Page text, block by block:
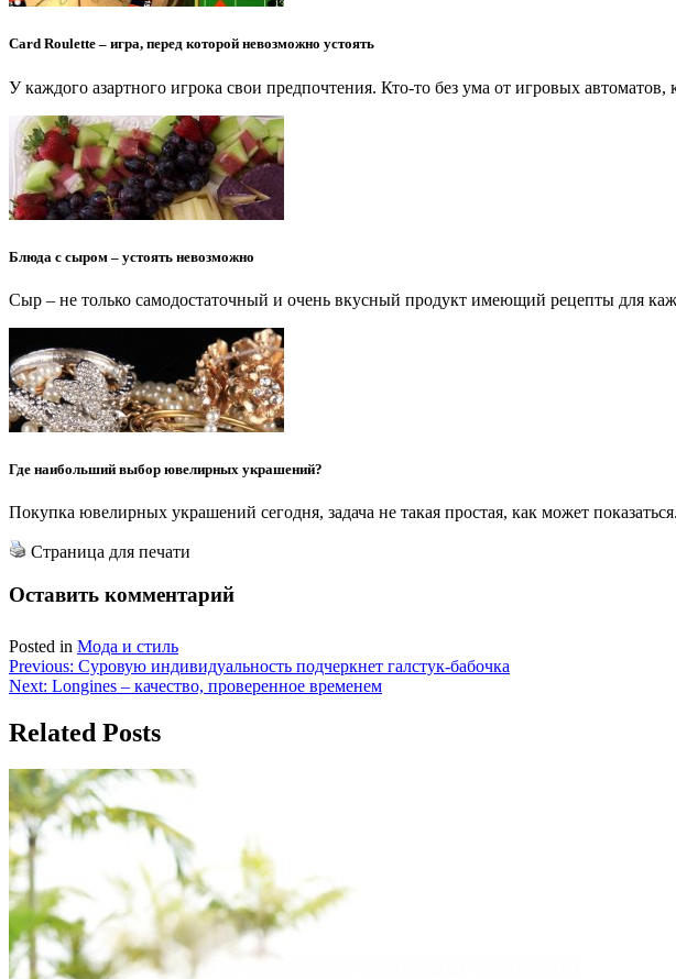
Card Roulette – игра, перед которой невозможно устоять
У каждого азартного игрока свои предпочтения. Кто-то без ума от игровых
Блюда с сыром – устоять невозможно
Сыр – не только самодостаточный и очень вкусный продукт имеющий рецепты для
Где наибольший выбор ювелирных украшений?
Покупка ювелирных украшений сегодня, задача не такая простая, как может
Страница для печати
Оставить комментарий
Posted in Мода и стиль
Навигация
по
записям
Previous: Суровую индивидуальность подчеркнет галстук-бабочка
Next: Longines – качество, проверенное временем
Related Posts